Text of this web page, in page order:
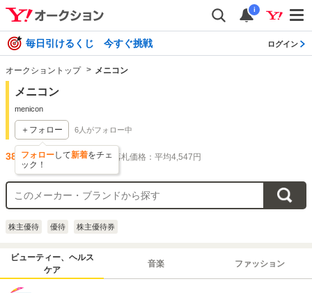
i
毎日引けるくじ 今すぐ挑戦 ログイン
オークショントップ メニコン
メニコン
menicon
＋フォロー
フォローして新着をチェ
ック！
6 人がフォロー中
38 件出品されています 落札価格：平均4,547円
株主優待 優待 株主優待券
ビューティー、ヘルス
ケア
音楽 ファッション